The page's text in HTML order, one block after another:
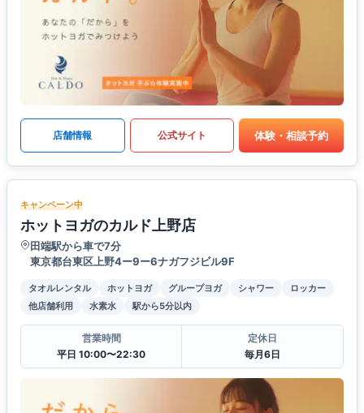
店舗情報 公式サイト 体験・相談予約
キャンペーン中
ホットヨガのカルド上野店
田端駅から車で7分
東京都台東区上野4ー9ー6ナガフジビル9F
タオルレンタル ホットヨガ グループヨガ シャワー
ロッカー
他店舗利用
水素水 駅から5分以内
営業時間
平日 10:00〜22:30
定休日
毎月6日